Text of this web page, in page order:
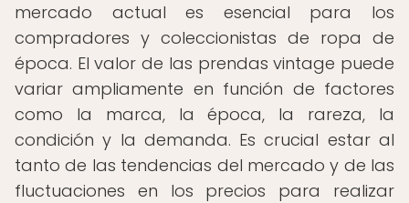
mercado actual es esencial para los
compradores y coleccionistas de ropa de
época. El valor de las prendas vintage puede
variar ampliamente en función de factores
como la marca, la época, la rareza, la
condición y la demanda. Es crucial estar al
tanto de las tendencias del mercado y de las
fluctuaciones en los precios para realizar